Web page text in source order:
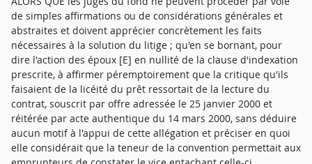
de simples affirmations ou de considérations générales et
abstraites et doivent apprécier concrètement les faits
nécessaires à la solution du litige ; qu'en se bornant, pour
dire l'action des époux [E] en nullité de la clause d'indexation
prescrite, à affirmer péremptoirement que la critique qu'ils
faisaient de la licéité du prêt ressortait de la lecture du
contrat, souscrit par offre adressée le 25 janvier 2000 et
réitérée par acte authentique du 14 mars 2000, sans déduire
aucun motif à l'appui de cette allégation et préciser en quoi
elle considérait que la teneur de la convention permettait aux